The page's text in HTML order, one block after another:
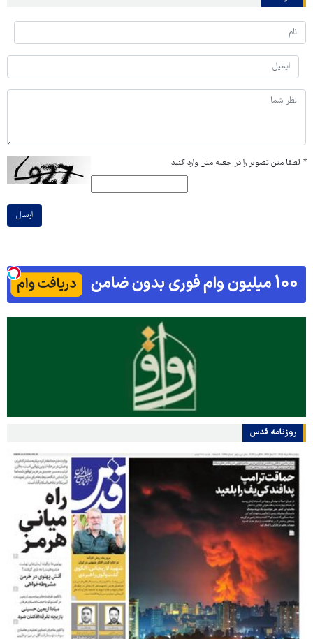
* لطفا متن تصویر را در جعبه متن وارد کنید
ارسال
روزنامه قدس